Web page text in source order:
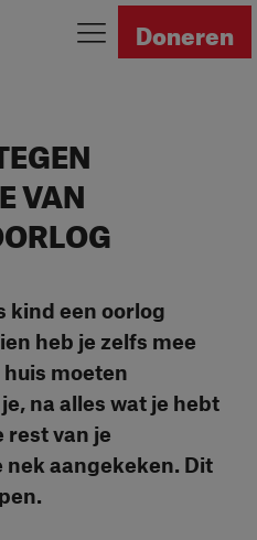
Doneren
VAN
kind een oorlog
heb je zelfs mee
moeten
na alles wat je hebt
rest van je
aangekeken. Dit